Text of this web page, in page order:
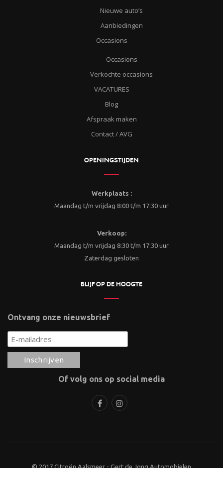
Nieuwe auto’s
Aanbiedingen
Occasions
Occasions
Verkochte occasions
VACATURES
Blog
Afspraak maken
Contact / AVG
OPENINGSTIJDEN
Werkplaats :
Maandag t/m vrijdag 8:00 t/m 17:30 uur
Verkoop:
Maandag t/m vrijdag 8:30 t/m 17:30 uur
Zaterdag gesloten
BLIJF OP DE HOOGTE
Ontvang onze nieuwsbrief
Of volg ons op social media
© 2017 Citroën Aalsmeer - Gert de Jong Automobielen